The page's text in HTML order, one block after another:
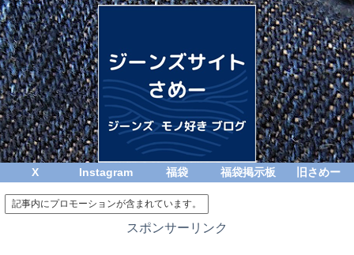
X Instagram 福袋 福袋掲示板 旧さめー
記事内にプロモーションが含まれています。
スポンサーリンク